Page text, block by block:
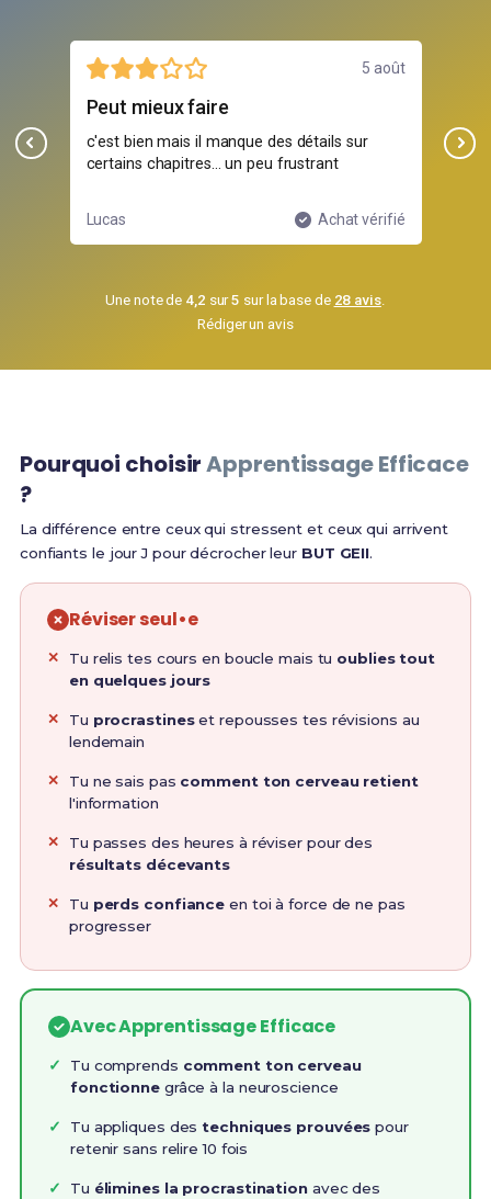
5 août
Peut mieux faire
c'est bien mais il manque des détails sur
certains chapitres... un peu frustrant
Lucas Achat vérifié
Une note de 4,2 sur5 sur la base de 28 avis.
Rédiger un avis
Pourquoi choisirApprentissage Efficace
?
La différence entre ceux qui stressent et ceux qui arrivent
confiants le jour J pour décrocher leur BUT GEII.
Réviser seul•e
Tu relis tes cours en boucle mais tu oublies tout
en quelques jours
Tu procrastineset repousses tes révisions au
lendemain
Tu ne sais pas comment ton cerveau retient
l'information
Tu passes des heures à réviser pour des
résultats décevants
Tu perds confiance en toi à force de ne pas
progresser
Avec Apprentissage Efficace
Tu comprends comment ton cerveau
fonctionnegrâce à la neuroscience
Tu appliques destechniques prouvées pour
retenir sans relire 10 fois
Tu élimines la procrastinationavec des